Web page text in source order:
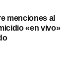
menciones al
«en vivo»